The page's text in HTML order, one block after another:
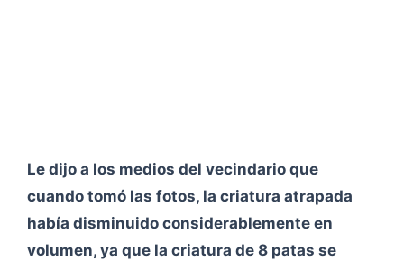
Le dijo a los medios del vecindario que
cuando tomó las fotos, la criatura atrapada
había disminuido considerablemente en
volumen, ya que la criatura de 8 patas se